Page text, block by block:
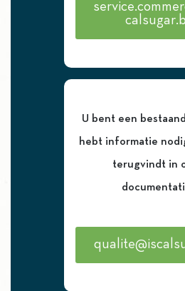
U bent een
hebt informatie
terugvindt in